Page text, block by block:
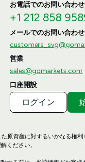
お電話でのお問い合わせ
+1 212 858
メールでのお問い合わせ
営業
sales@gomarkets.com
口座開設
ログイン
原資産に対するいかなる権
ください。